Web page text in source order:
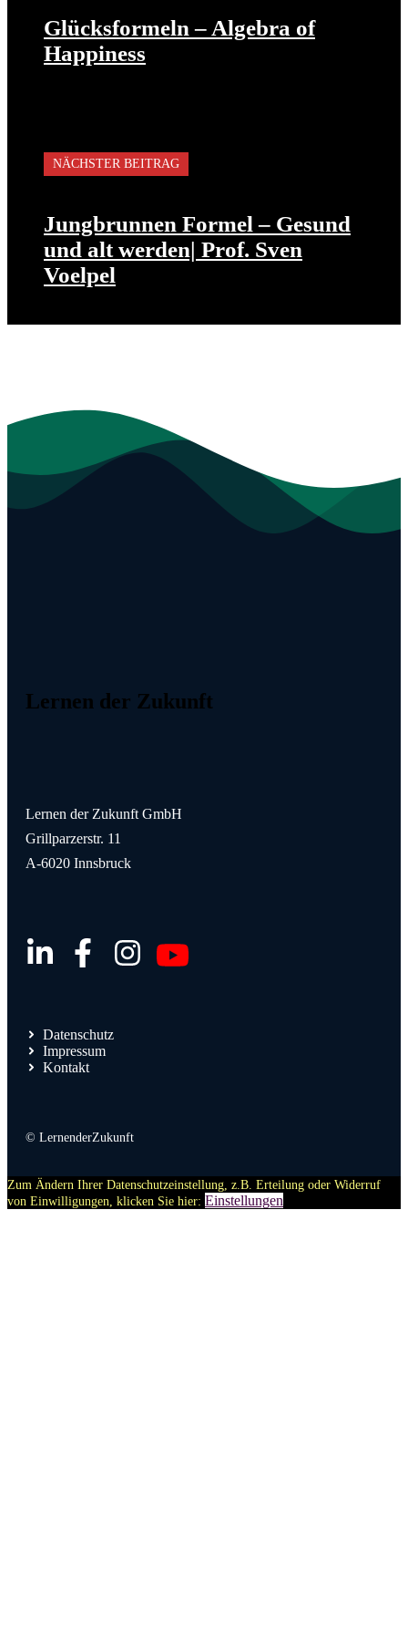
Glücksformeln – Algebra of
Happiness
NÄCHSTER BEITRAG
Jungbrunnen Formel – Gesund
und alt werden| Prof. Sven
Voelpel
Lernen der Zukunft
Lernen der Zukunft GmbH
Grillparzerstr. 11
A-6020 Innsbruck
Datenschutz
Impressum
Kontakt
© LernenderZukunft
Zum Ändern Ihrer Datenschutzeinstellung, z.B. Erteilung oder Widerruf
von Einwilligungen, klicken Sie hier: Einstellungen